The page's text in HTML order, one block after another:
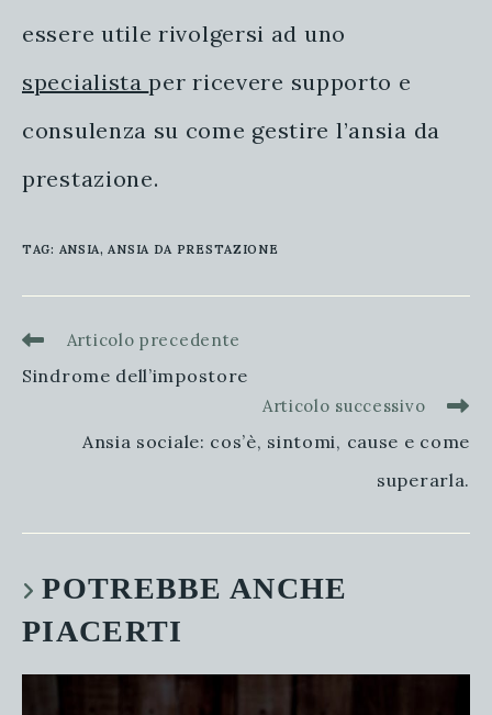
essere utile rivolgersi ad uno
specialistaper ricevere supporto e
consulenza su come gestire l’ansia da
prestazione.
TAG: ANSIA, ANSIA DA PRESTAZIONE
Leggi
articoli
Articolo precedente
Sindrome dell’impostore
Articolo successivo
Ansia sociale: cos’è, sintomi, cause e come
superarla.
POTREBBE ANCHE
PIACERTI